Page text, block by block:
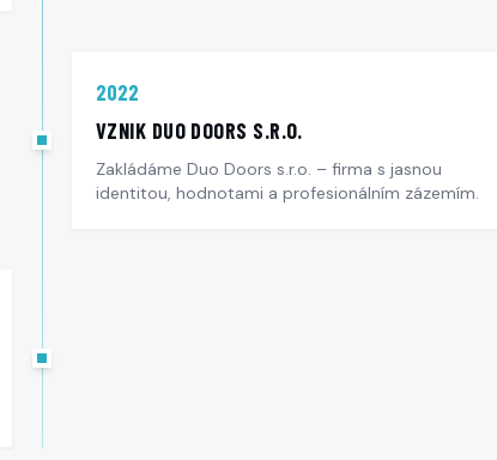
2022
VZNIK DUO DOORS S.R.O.
Zakládáme Duo Doors s.r.o. – firma s jasnou
identitou, hodnotami a profesionálním zázemím.